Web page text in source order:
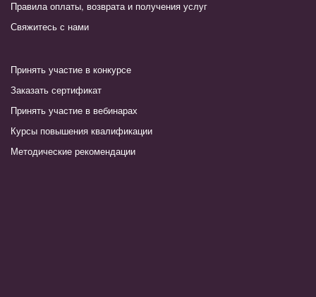
Правила оплаты, возврата и получения услуг
Свяжитесь с нами
Принять участие в конкурсе
Заказать сертификат
Принять участие в вебинарах
Курсы повышения квалификации
Методические рекомендации